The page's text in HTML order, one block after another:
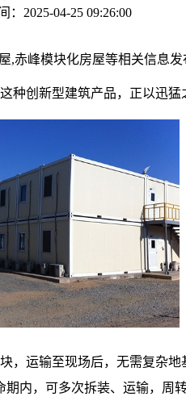
：2025-04-25 09:26:00
,赤峰模块化房屋等相关信息发
种创新型建筑产品，正以迅
，运输至现场后，无需复杂
内，可多次拆装、运输，周